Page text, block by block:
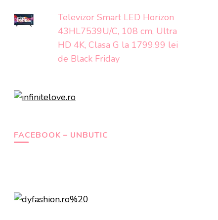
Televizor Smart LED Horizon
43HL7539U/C, 108 cm, Ultra
HD 4K, Clasa G la 1799.99 lei
de Black Friday
FACEBOOK – UNBUTIC